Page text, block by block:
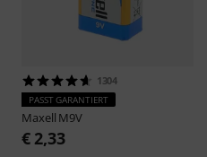
1304
PASST GARANTIERT
Maxell M9V
€ 2,33